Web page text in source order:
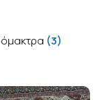
(3)